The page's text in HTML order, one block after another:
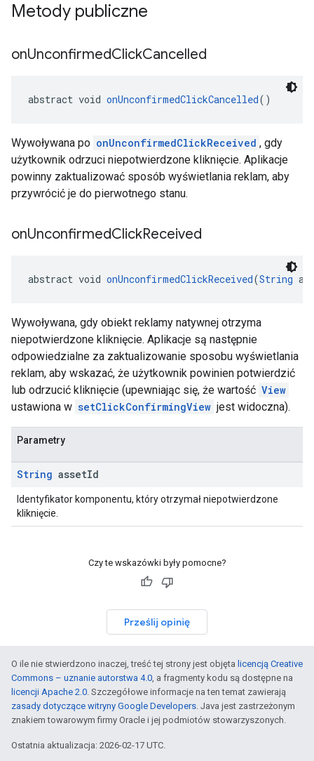
Metody publiczne
onUnconfirmedClickCancelled
abstract void onUnconfirmedClickCancelled()
Wywoływana po onUnconfirmedClickReceived , gdy
użytkownik odrzuci niepotwierdzone kliknięcie. Aplikacje
powinny zaktualizować sposób wyświetlania reklam, aby
przywrócić je do pierwotnego stanu.
onUnconfirmedClickReceived
abstract void onUnconfirmedClickReceived(String
Wywoływana, gdy obiekt reklamy natywnej otrzyma
niepotwierdzone kliknięcie. Aplikacje są następnie
odpowiedzialne za zaktualizowanie sposobu wyświetlania
reklam, aby wskazać, że użytkownik powinien potwierdzić
lub odrzucić kliknięcie (upewniając się, że wartość View
ustawiona w setClickConfirmingView jest widoczna).
Parametry
String assetId
Identyfikator komponentu, który otrzymał niepotwierdzone
kliknięcie.
Czy te wskazówki były pomocne?
Prześlij opinię
O ile nie stwierdzono inaczej, treść tej strony jest objęta licencją Creative
Commons – uznanie autorstwa 4.0, a fragmenty kodu są dostępne na
licencji Apache 2.0. Szczegółowe informacje na ten temat zawierają
zasady dotyczące witryny Google Developers. Java jest zastrzeżonym
znakiem towarowym firmy Oracle i jej podmiotów stowarzyszonych.
Ostatnia aktualizacja: 2026-02-17 UTC.